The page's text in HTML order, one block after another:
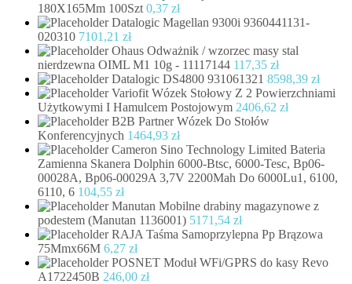
180X165Mm 100Szt 0,37 zł
Datalogic Magellan 9300i 9360441131-
020310 7101,21 zł
Ohaus Odważnik / wzorzec masy stal
nierdzewna OIML M1 10g - 11117144 117,35 zł
Datalogic DS4800 931061321 8598,39 zł
Variofit Wózek Stołowy Z 2 Powierzchniami
Użytkowymi I Hamulcem Postojowym 2406,62 zł
B2B Partner Wózek Do Stołów
Konferencyjnych 1464,93 zł
Cameron Sino Technology Limited Bateria
Zamienna Skanera Dolphin 6000-Btsc, 6000-Tesc, Bp06-
00028A, Bp06-00029A 3,7V 2200Mah Do 6000Lu1, 6100,
6110, 6 104,55 zł
Manutan Mobilne drabiny magazynowe z
podestem (Manutan 1136001) 5171,54 zł
RAJA Taśma Samoprzylepna Pp Brązowa
75Mmx66M 6,27 zł
POSNET Moduł WFi/GPRS do kasy Revo
A1722450B 246,00 zł